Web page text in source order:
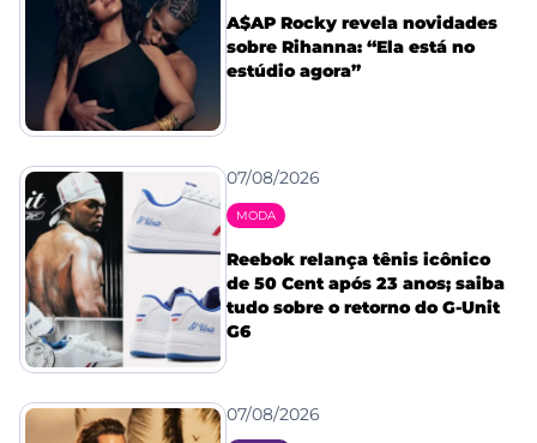
A$AP Rocky revela novidades
sobre Rihanna: “Ela está no
estúdio agora”
07/08/2026
MODA
Reebok relança tênis icônico
de 50 Cent após 23 anos; saiba
tudo sobre o retorno do G-Unit
G6
07/08/2026